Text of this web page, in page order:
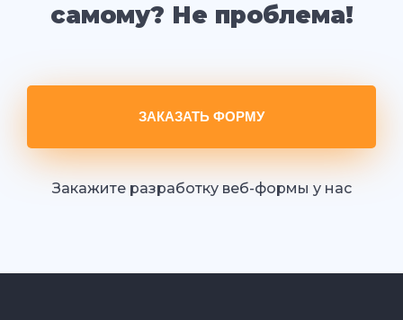
самому? Не проблема!
ЗАКАЗАТЬ ФОРМУ
Закажите разработку веб-формы у нас